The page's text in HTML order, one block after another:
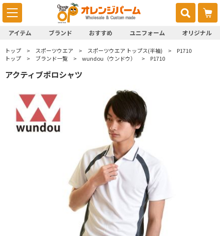
アイテム ブランド おすすめ ユニフォーム オリジナル
トップ スポーツウエア スポーツウエア トップス(半袖)
P1710
トップ
ブランド一覧 wundou（ウンドウ） P1710
アクティブポロシャツ